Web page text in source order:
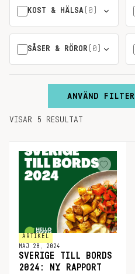
KOST & HÄLSA (0)
SÅSER & RÖROR (0)
ANVÄND FILTER
VISAR 5 RESULTAT
ARTIKEL
MAJ 28, 2024
SVERIGE TILL BORDS
2024: NY RAPPORT